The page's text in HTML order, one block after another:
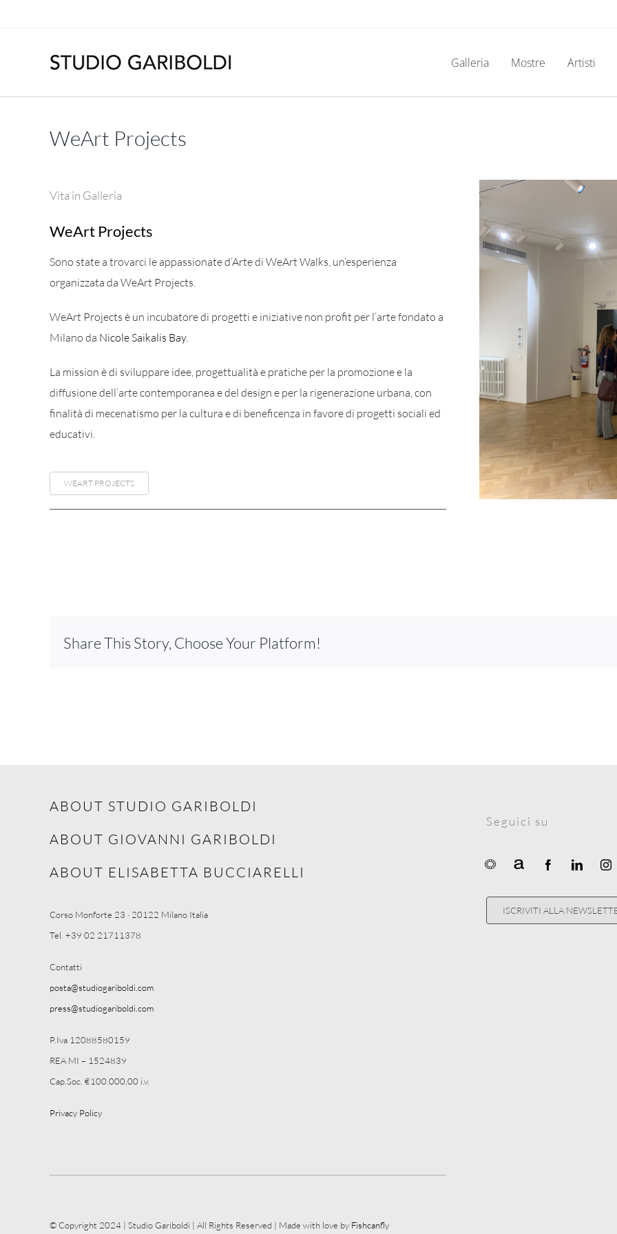
Galleria Mostre Artisti
WeArt Projects
Vita in Galleria
WeArt Projects
Sono state a trovarci le appassionate d’Arte di WeArt Walks, un’esperienza
organizzata da WeArt Projects.
WeArt Projects è un incubatore di progetti e iniziative non profit per l’arte fondato a
Milano da Nicole Saikalis Bay.
La mission è di sviluppare idee, progettualità e pratiche per la promozione e la
diffusione dell’arte contemporanea e del design e per la rigenerazione urbana, con
finalità di mecenatismo per la cultura e di beneficenza in favore di progetti sociali ed
educativi.
WEART PROJECTS
Share This Story, Choose Your Platform!
ABOUT STUDIO GARIBOLDI
ABOUT GIOVANNI GARIBOLDI
ABOUT ELISABETTA BUCCIARELLI
Corso Monforte 23 · 20122 Milano Italia
Tel. +39 02 21711378
Contatti
posta@studiogariboldi.com
press@studiogariboldi.com
P.Iva 12088580159
REA MI – 1524839
Cap.Soc. €100.000,00 i.v.
Privacy Policy
Seguici su
ISCRIVITI ALLA
© Copyright 2024 | Studio Gariboldi | All Rights Reserved | Made with love by Fishcanfly